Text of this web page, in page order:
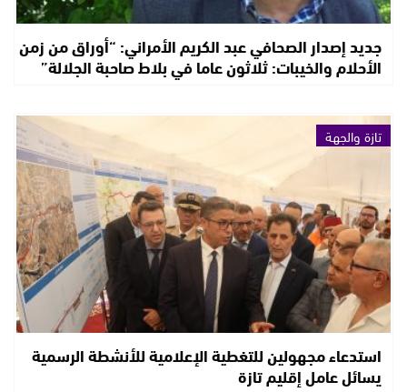
جديد إصدار الصحافي عبد الكريم الأمراني: “أوراق من زمن
الأحلام والخيبات: ثلاثون عاما في بلاط صاحبة الجلالة”
تازة والجهة
استدعاء مجهولين للتغطية الإعلامية للأنشطة الرسمية
يسائل عامل إقليم تازة